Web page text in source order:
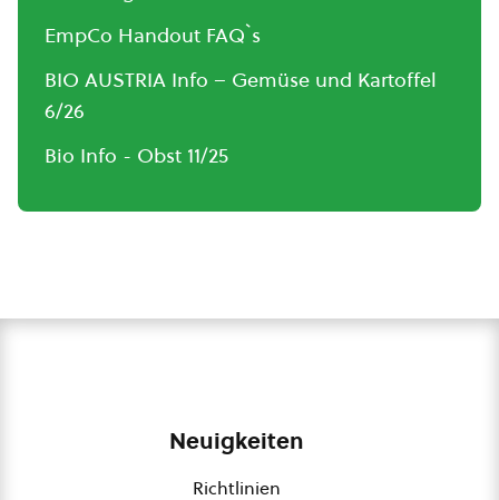
EmpCo Handout FAQ`s
BIO AUSTRIA Info – Gemüse und Kartoffel
6/26
Bio Info - Obst 11/25
Neuigkeiten
Richtlinien